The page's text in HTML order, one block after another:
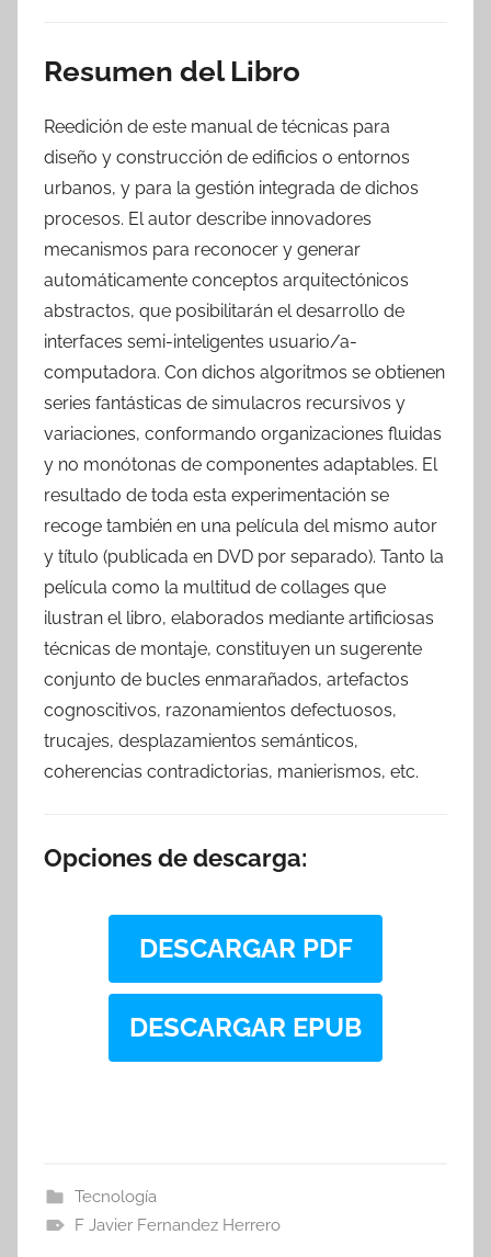
Resumen del Libro
Reedición de este manual de técnicas para
diseño y construcción de edificios o entornos
urbanos, y para la gestión integrada de dichos
procesos. El autor describe innovadores
mecanismos para reconocer y generar
automáticamente conceptos arquitectónicos
abstractos, que posibilitarán el desarrollo de
interfaces semi-inteligentes usuario/a-
computadora. Con dichos algoritmos se obtienen
series fantásticas de simulacros recursivos y
variaciones, conformando organizaciones fluidas
y no monótonas de componentes adaptables. El
resultado de toda esta experimentación se
recoge también en una película del mismo autor
y título (publicada en DVD por separado). Tanto la
película como la multitud de collages que
ilustran el libro, elaborados mediante artificiosas
técnicas de montaje, constituyen un sugerente
conjunto de bucles enmarañados, artefactos
cognoscitivos, razonamientos defectuosos,
trucajes, desplazamientos semánticos,
coherencias contradictorias, manierismos, etc.
Opciones de descarga:
DESCARGAR PDF
DESCARGAR EPUB
Tecnología
F Javier Fernandez Herrero